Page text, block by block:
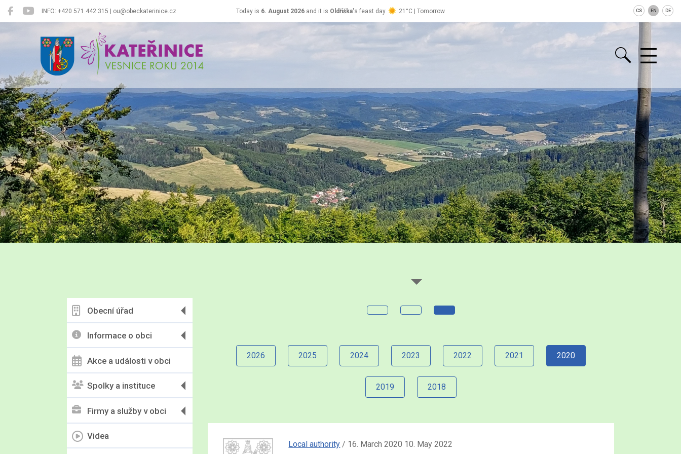
INFO: +420 571 442 315 | ou@obeckaterinice.cz Today is 6. August 2026 and it is Oldřiška's feast day 21°C | Tomorrow CS EN DE
Kateřinice
Obecní úřad
Informace o obci
Akce a události v obci
Spolky a instituce
Firmy a služby v obci
Videa
2026 2025 2024 2023 2022 2021 2020
2019 2018
Local authority / 16. March 2020 10. May 2022